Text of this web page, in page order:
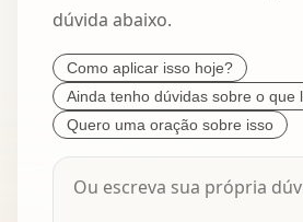
dúvida abaixo.
Como aplicar isso hoje?
Ainda tenho dúvidas sobre o que
Quero uma oração sobre isso